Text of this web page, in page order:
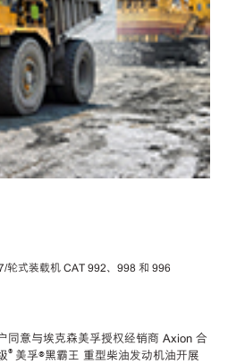
轮式装载机 CAT 992、998 和 996
同意与埃克森美孚授权经销商 Axion 合
® 美孚®黑霸王 重型柴油发动机油开展